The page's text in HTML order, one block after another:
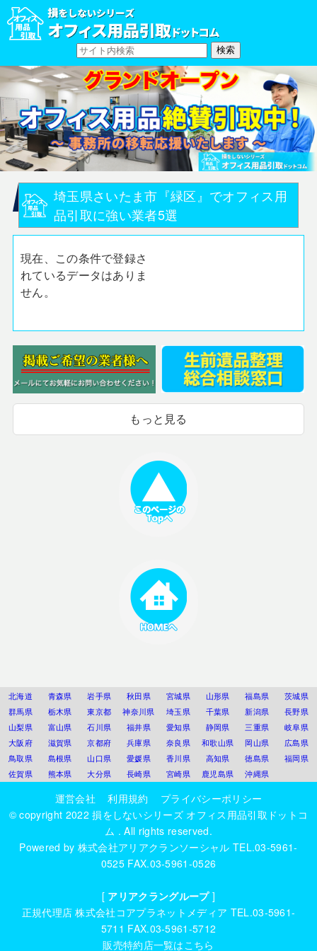
埼玉県さいたま市『緑区』でオフィス用
品引取に強い業者5選
現在、この条件で登録さ
れているデータはありま
せん。
もっと見る
北海道 青森県 岩手県 秋田県 宮城県 山形県 福島県
茨城県
群馬県
栃木県 東京都 神奈川県 埼玉県 千葉県 新潟県
長野県
山梨県
富山県 石川県 福井県 愛知県 静岡県 三重県
岐阜県
大阪府
滋賀県 京都府 兵庫県 奈良県 和歌山県 岡山県
広島県
鳥取県
島根県 山口県 愛媛県 香川県 高知県 徳島県
福岡県
佐賀県
熊本県 大分県 長崎県 宮崎県 鹿児島県 沖縄県
運営会社 利用規約
プライバシーポリシー
© copyright 2022損をしないシリーズ オフィス用品引取ドットコ
ム . All rights reserved.
Powered by 株式会社アリアクランソーシャル TEL.03-5961-
0525 FAX.03-5961-0526
[ アリアクラングループ]
正規代理店株式会社コアプラネットメディア TEL.03-5961-
5711 FAX.03-5961-5712
販売特約店一覧はこちら